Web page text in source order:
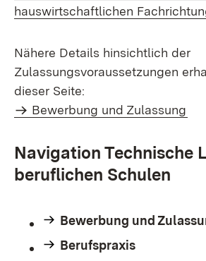
hauswirtschaftlichen
Nähere Details hinsichtlich der
Zulassungsvoraussetzungen
dieser Seite:
Bewerbung und Zulassung
Navigation Technische
beruflichen Schulen
Bewerbung und
Berufspraxis